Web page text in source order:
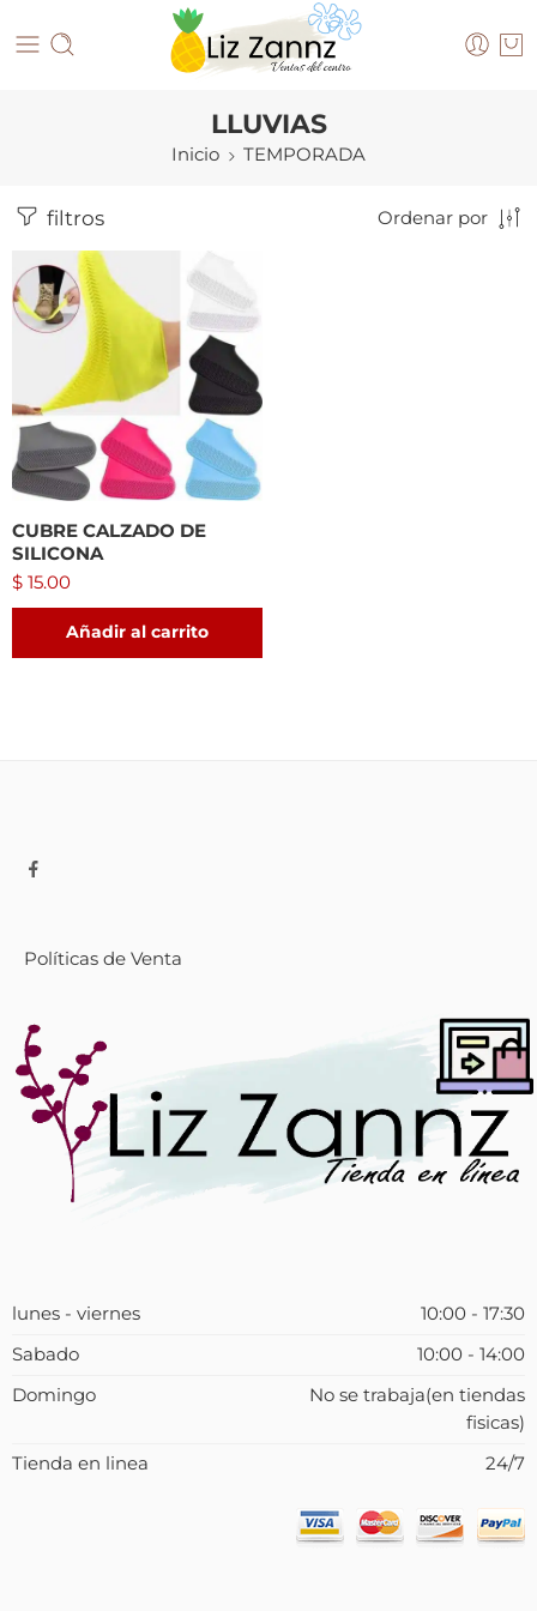
LLUVIAS
Inicio TEMPORADA
filtros Ordenar por
CUBRE CALZADO DE
SILICONA
$ 15.00
Añadir al carrito
Políticas de Venta
lunes - viernes
10:00 - 17:30
Sabado
10:00 - 14:00
Domingo
No se trabaja(en tiendas
fisicas)
Tienda en linea
24/7